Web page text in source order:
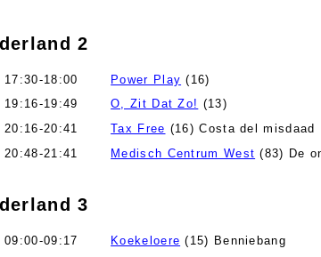
2
17:30-18:00 Power Play (16)
19:16-19:49
O, Zit Dat Zo! (13)
20:16-20:41
Tax Free (16) Costa del misdaad
20:48-21:41
Medisch Centrum West (83) De
3
09:00-09:17 Koekeloere (15) Benniebang